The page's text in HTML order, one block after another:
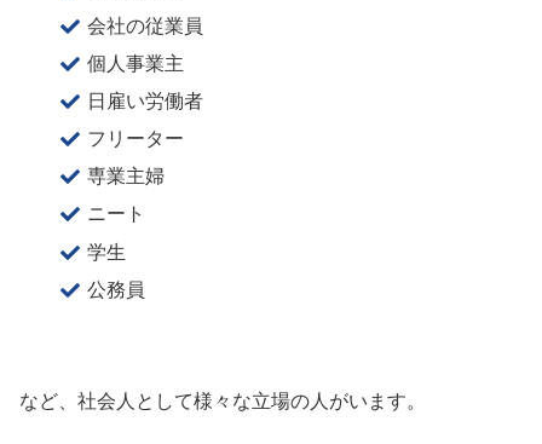
会社の従業員
個人事業主
日雇い労働者
フリーター
専業主婦
ニート
学生
公務員
など、社会人として様々な立場の人がいます。